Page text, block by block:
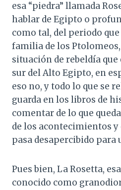
esa “piedra” llamada
hablar de Egipto o
como tal, del periodo
familia de los
situación de rebeldía
sur del Alto Egipto, en
eso no, y todo lo que se
guarda en los libros de
comentar de lo que
de los acontecimientos y
pasa desapercibido para
Pues bien, La Rosetta,
conocido como